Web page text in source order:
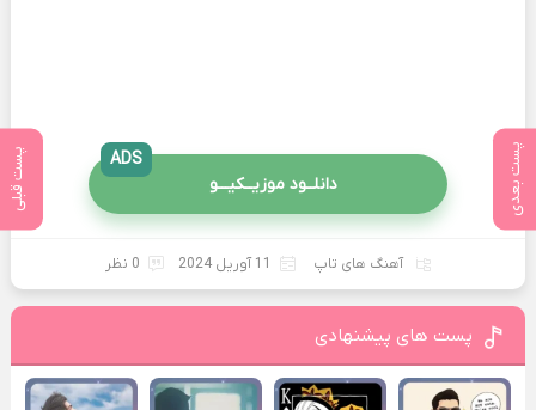
پست بعدی پست قبلی دانلــود موزیــکیـــو
ADS
آهنگ های تاپ 11 آوریل 2024 0 نظر
پست های پیشنهادی